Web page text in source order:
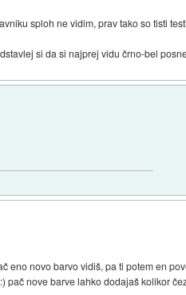
sploh ne vidim, prav tako so tisti
si da si najprej vidu črno-bel
eno novo barvo vidiš, pa ti potem en
pač nove barve lahko dodajaš kolikor